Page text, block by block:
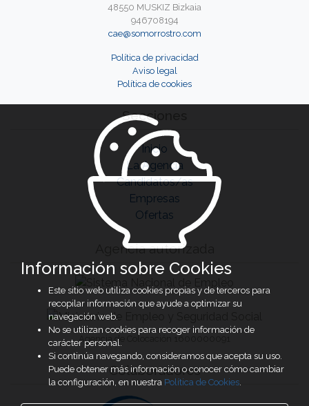
48550 MUSKIZ Bizkaia
946708194
cae@somorrostro.com
Política de privacidad
Aviso legal
Política de cookies
Secciones
Inicio
La Agencia
Candidatos/as
Empresas
Ofertas
Agencia autorizada
Agencia de Colocación 1600000091
Colaboradores
Información sobre Cookies
Este sitio web utiliza cookies propias y de terceros para
recopilar información que ayude a optimizar su
navegación web.
No se utilizan cookies para recoger información de
carácter personal.
Si continúa navegando, consideramos que acepta su uso.
Puede obtener más información o conocer cómo cambiar
la configuración, en nuestra Política de Cookies.